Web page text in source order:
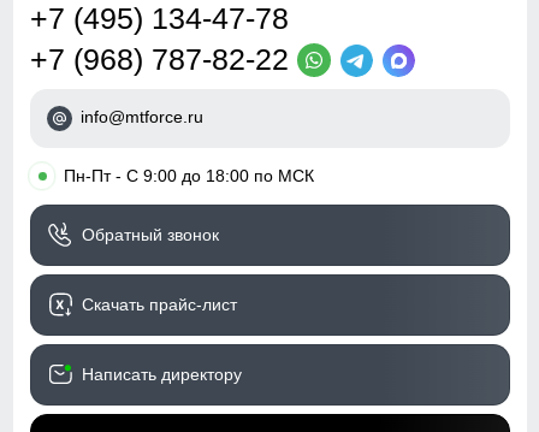
+7 (495) 134-47-78
+7 (968) 787-82-22
info@mtforce.ru
• Пн-Пт - С 9:00 до 18:00 по МСК
Обратный звонок
Скачать прайс-лист
Написать директору